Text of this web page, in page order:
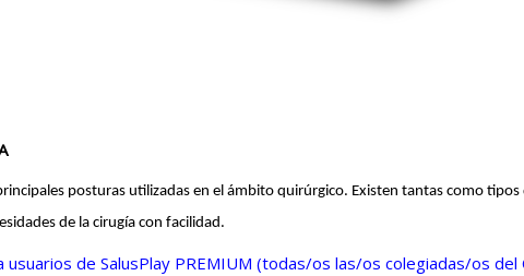
posturas utilizadas en el ámbito quirúrgico. Existen tantas como tipos
de la cirugía con facilidad.
de SalusPlay PREMIUM (todas/os las/os colegiadas/os